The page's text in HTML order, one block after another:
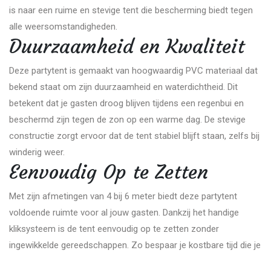
is naar een ruime en stevige tent die bescherming biedt tegen
alle weersomstandigheden.
Duurzaamheid en Kwaliteit
Deze partytent is gemaakt van hoogwaardig PVC materiaal dat
bekend staat om zijn duurzaamheid en waterdichtheid. Dit
betekent dat je gasten droog blijven tijdens een regenbui en
beschermd zijn tegen de zon op een warme dag. De stevige
constructie zorgt ervoor dat de tent stabiel blijft staan, zelfs bij
winderig weer.
Eenvoudig Op te Zetten
Met zijn afmetingen van 4 bij 6 meter biedt deze partytent
voldoende ruimte voor al jouw gasten. Dankzij het handige
kliksysteem is de tent eenvoudig op te zetten zonder
ingewikkelde gereedschappen. Zo bespaar je kostbare tijd die je